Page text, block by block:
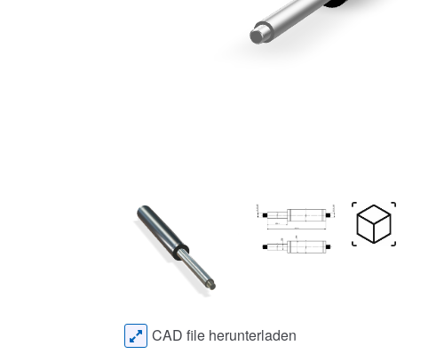
CAD file herunterladen